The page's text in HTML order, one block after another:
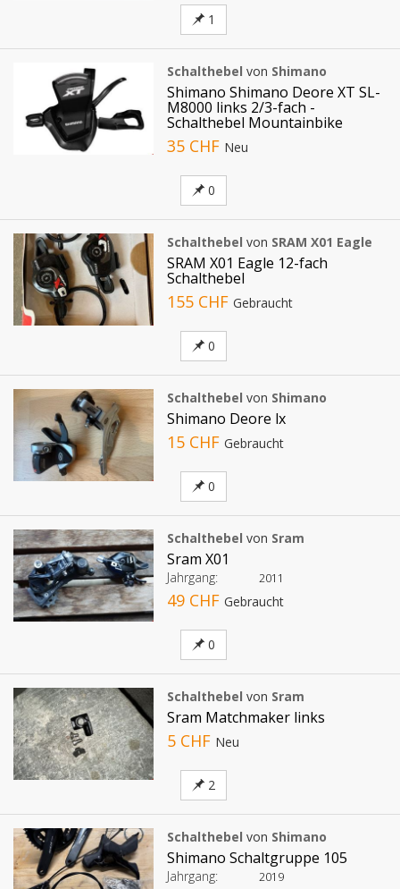
1
Schalthebel von Shimano
Shimano Shimano Deore XT SL-
M8000 links 2/3-fach -
Schalthebel Mountainbike
35 CHF Neu
0
Schalthebel von SRAM X01 Eagle
SRAM X01 Eagle 12-fach
Schalthebel
155 CHF Gebraucht
0
Schalthebel von Shimano
Shimano Deore lx
15 CHF Gebraucht
0
Schalthebel von Sram
Sram X01
Jahrgang: 2011
49 CHF Gebraucht
0
Schalthebel von Sram
Sram Matchmaker links
5 CHF Neu
2
Schalthebel von Shimano
Shimano Schaltgruppe 105
Jahrgang: 2019